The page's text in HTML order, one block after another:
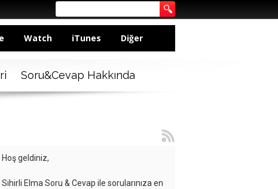
Watch iTunes Diğer
Soru&Cevap Hakkında
Hoş geldiniz,
Sihirli Elma Soru & Cevap ile sorularınıza en